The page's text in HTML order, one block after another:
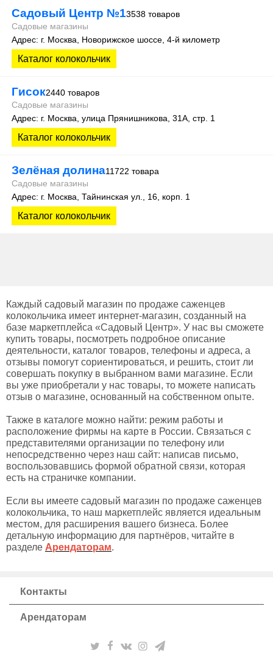
Садовый Центр №13538 товаров
Садовые магазины
Адрес: г. Москва, Новорижское шоссе, 4-й километр
Каталог колокольчик
Гисок2440 товаров
Садовые магазины
Адрес: г. Москва, улица Прянишникова, 31А, стр. 1
Каталог колокольчик
Зелёная долина11722 товара
Садовые магазины
Адрес: г. Москва, Тайнинская ул., 16, корп. 1
Каталог колокольчик
Каждый садовый магазин по продаже саженцев
колокольчика имеет интернет-магазин, созданный на
базе маркетплейса «Садовый Центр». У нас вы сможете
купить товары, посмотреть подробное описание
деятельности, каталог товаров, телефоны и адреса, а
отзывы помогут сориентироваться, и решить, стоит ли
совершать покупку в выбранном вами магазине. Если
вы уже приобретали у нас товары, то можете написать
отзыв о магазине, основанный на собственном опыте.
Также в каталоге можно найти: режим работы и
расположение фирмы на карте в России. Связаться с
представителями организации по телефону или
непосредственно через наш сайт: написав письмо,
воспользовавшись формой обратной связи, которая
есть на страничке компании.
Если вы имеете садовый магазин по продаже саженцев
колокольчика, то наш маркетплейс является идеальным
местом, для расширения вашего бизнеса. Более
детальную информацию для партнёров, читайте в
разделе Арендаторам.
Контакты
Арендаторам